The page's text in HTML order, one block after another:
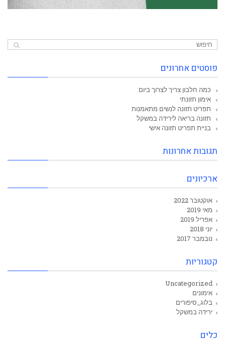
פוסטים אחרונים
כמה חלבון צריך לצרוך ביום
אימון תזונתי
תפריט תזונה לנשים מתאמנות
תזונה בריאה לירידה במשקל
בניית תפריט תזונה אישי
תגובות אחרונות
ארכיונים
אוקטובר 2022
מאי 2019
אפריל 2019
יוני 2018
נובמבר 2017
קטגוריות
Uncategorized
אימונים
בלוג_סיפורים
ירידה במשקל
כלים